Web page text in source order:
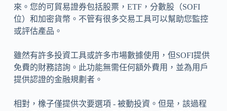
來。您的可貿易證券包括股票，ETF，分數股（SOFI
位）和加密貨幣。不管有很多交易工具可以幫助您監控
或評估產品。
雖然有許多投資工具或許多市場數據使用，但SOFI提供
免費的財務諮詢。此功能無需任何額外費用，並為用戶
提供認證的金融規劃者。
相對，橡子僅提供次要選項 - 被動投資。但是，該過程